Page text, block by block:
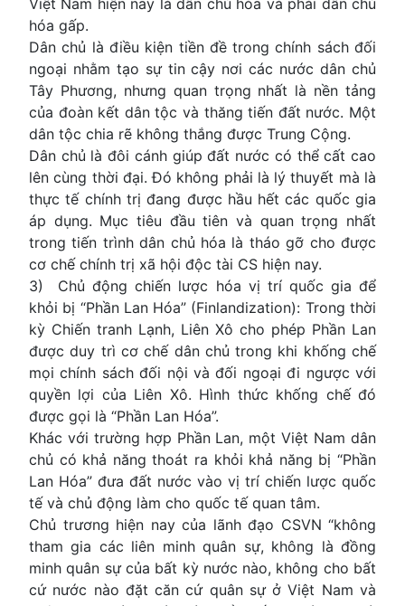
Việt Nam hiện nay là dân chủ hóa và phải dân chủ
hóa gấp.
Dân chủ là điều kiện tiền đề trong chính sách đối
ngoại nhằm tạo sự tin cậy nơi các nước dân chủ
Tây Phương, nhưng quan trọng nhất là nền tảng
của đoàn kết dân tộc và thăng tiến đất nước. Một
dân tộc chia rẽ không thắng được Trung Cộng.
Dân chủ là đôi cánh giúp đất nước có thể cất cao
lên cùng thời đại. Đó không phải là lý thuyết mà là
thực tế chính trị đang được hầu hết các quốc gia
áp dụng. Mục tiêu đầu tiên và quan trọng nhất
trong tiến trình dân chủ hóa là tháo gỡ cho được
cơ chế chính trị xã hội độc tài CS hiện nay.
3) Chủ động chiến lược hóa vị trí quốc gia để
khỏi bị “Phần Lan Hóa” (Finlandization): Trong thời
kỳ Chiến tranh Lạnh, Liên Xô cho phép Phần Lan
được duy trì cơ chế dân chủ trong khi khống chế
mọi chính sách đối nội và đối ngoại đi ngược với
quyền lợi của Liên Xô. Hình thức khống chế đó
được gọi là “Phần Lan Hóa”.
Khác với trường hợp Phần Lan, một Việt Nam dân
chủ có khả năng thoát ra khỏi khả năng bị “Phần
Lan Hóa” đưa đất nước vào vị trí chiến lược quốc
tế và chủ động làm cho quốc tế quan tâm.
Chủ trương hiện nay của lãnh đạo CSVN “không
tham gia các liên minh quân sự, không là đồng
minh quân sự của bất kỳ nước nào, không cho bất
cứ nước nào đặt căn cứ quân sự ở Việt Nam và